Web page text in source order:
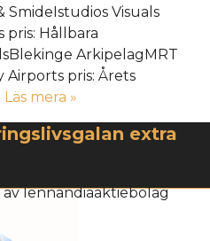
Visuals
pris: Hållbara
ArkipelagMRT
Airports pris: Årets
Läs mera »
extra
av lennandiaaktiebolag